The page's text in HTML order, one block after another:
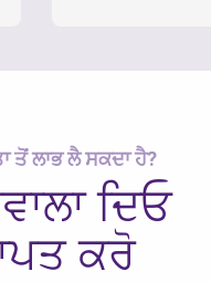
ਤੋਂ ਲਾਭ ਲੈ ਸਕਦਾ ਹੈ?
ਦਿਓ
ਕਰੋ